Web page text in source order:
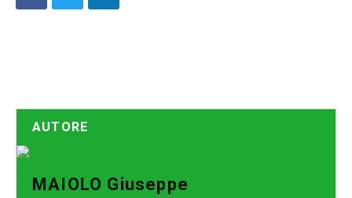
AUTORE
MAIOLO Giuseppe